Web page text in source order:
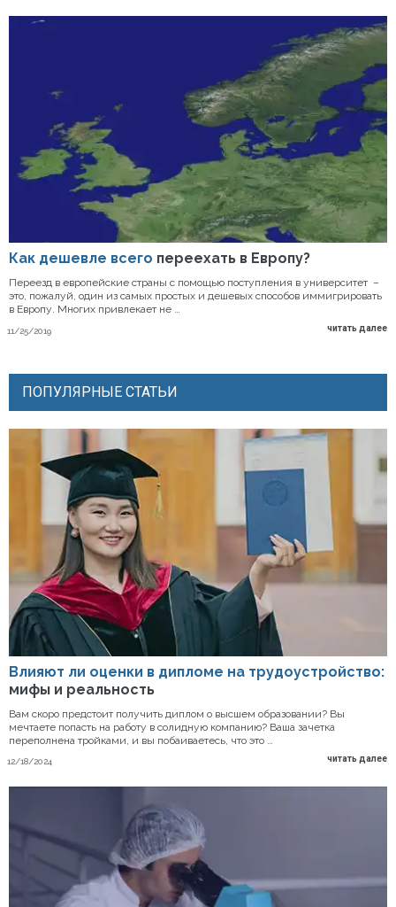
Как дешевле всего переехать в Европу?
11/25/2019
Переезд в европейские страны с помощью поступления в университет –
это, пожалуй, один из самых простых и дешевых способов иммигрировать
в Европу. Многих привлекает не …
читать далее
ПОПУЛЯРНЫЕ СТАТЬИ
Влияют ли оценки в дипломе на трудоустройство:
мифы и реальность
12/18/2024
Вам скоро предстоит получить диплом о высшем образовании? Вы
мечтаете попасть на работу в солидную компанию? Ваша зачетка
переполнена тройками, и вы побаиваетесь, что это …
читать далее